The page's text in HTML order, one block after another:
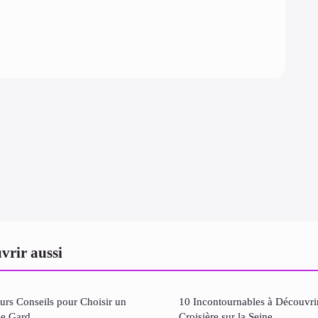
aussi
Conseils pour Choisir un
10 Incontournables à